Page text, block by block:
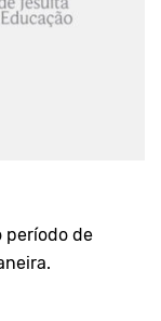
período de